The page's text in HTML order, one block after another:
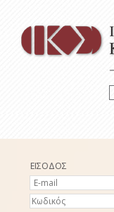
ΕΙΣΟΔΟΣ